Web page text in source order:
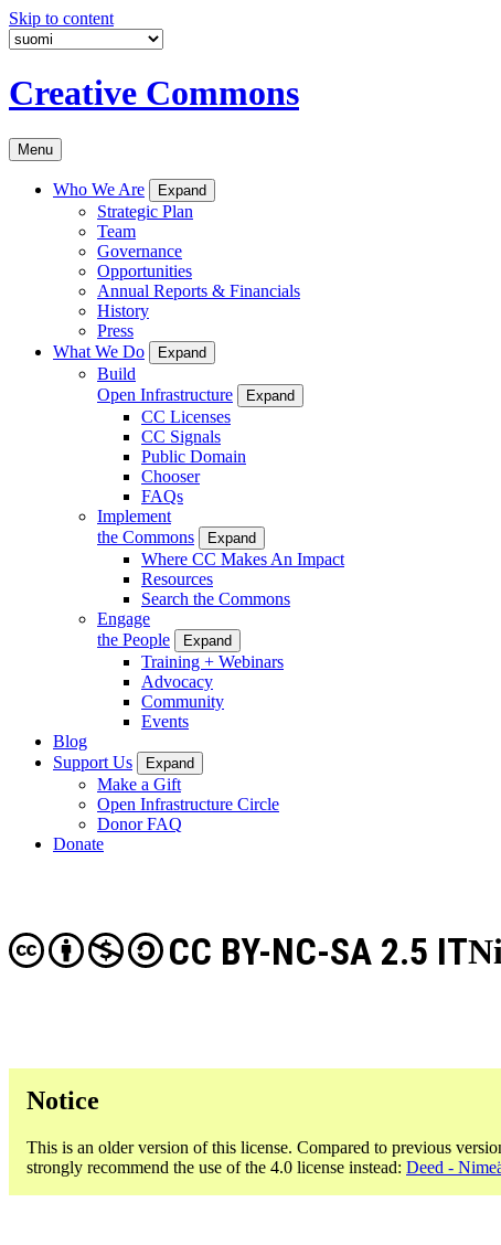
Skip to content
Creative Commons
Menu
Who We Are Expand
Strategic Plan
Team
Governance
Opportunities
Annual Reports & Financials
History
Press
What We Do
Expand
Build
Open Infrastructure
Expand
CC Licenses
CC Signals
Public Domain
Chooser
FAQs
Implement
the Commons
Expand
Where CC Makes An Impact
Resources
Search the Commons
Engage
the People
Expand
Training + Webinars
Advocacy
Community
Events
Blog
Support Us
Expand
Make a Gift
Open Infrastructure Circle
Donor FAQ
Donate
CC BY-NC-SA 2.5 IT
Notice
This is an older version of this license. Compared to previous
strongly recommend the use of the 4.0 license instead: Deed -